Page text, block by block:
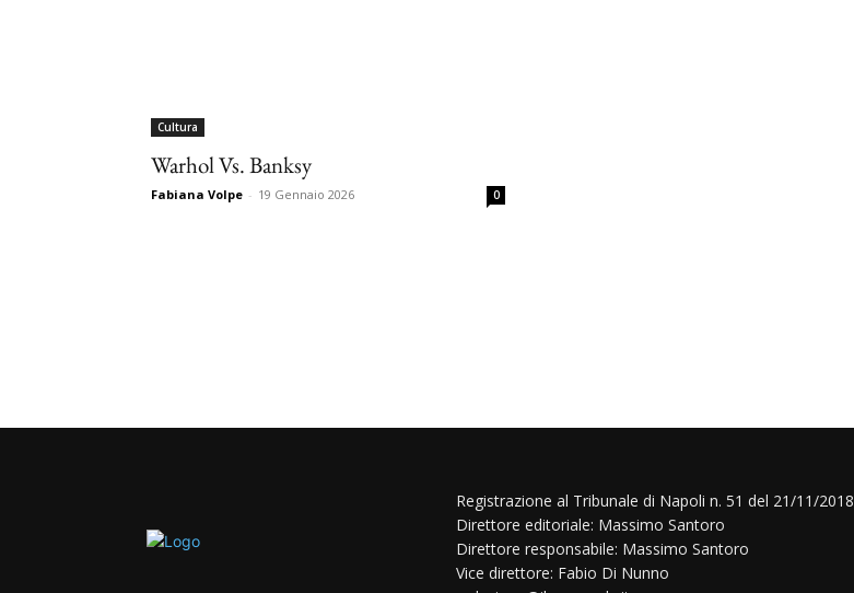
Cultura
Warhol Vs. Banksy
Fabiana Volpe - 19 Gennaio 2026 0
Registrazione al Tribunale di Napoli n. 51 del 21/11/2018
Direttore editoriale: Massimo Santoro
Direttore responsabile: Massimo Santoro
Vice direttore: Fabio Di Nunno